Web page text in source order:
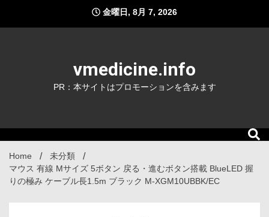
content
金曜日, 8月 7, 2026
vmedicine.info
PR：本サイトはプロモーションを含みます
Home
未分類
マウス 有線 Mサイズ 5ボタン 戻る・進むボタン搭載 BlueLED 握
りの極み ケーブル長1.5m ブラック M-XGM10UBBK/EC